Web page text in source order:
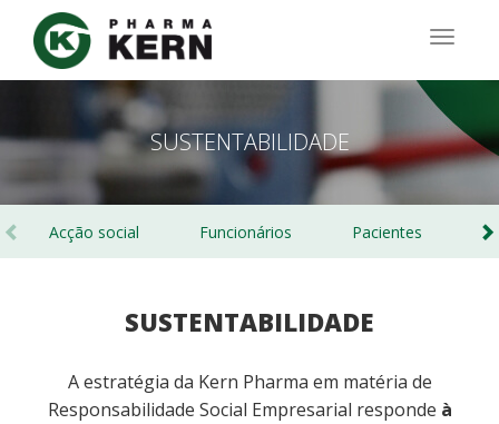
Passar
para
SUSTENTABILIDADE
Acção social Funcionários Pacientes
SUSTENTABILIDADE
A estratégia da Kern Pharma em matéria de
Responsabilidade Social Empresarial responde à